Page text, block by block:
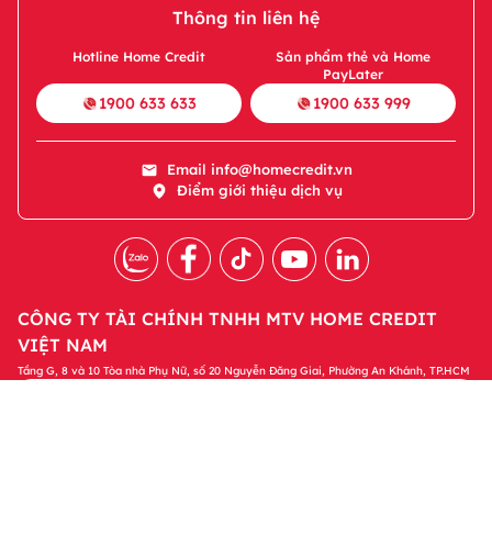
Thông tin liên hệ
Hotline Home Credit
1900 633 633
Sản phẩm thẻ và Home
PayLater
1900 633 999
Email info@homecredit.vn
Điểm giới thiệu dịch vụ
CÔNG TY TÀI CHÍNH TNHH MTV HOME CREDIT
VIỆT NAM
Tầng G, 8 và 10 Tòa nhà Phụ Nữ, số 20 Nguyễn Đăng Giai, Phường An Khánh, TP.HCM